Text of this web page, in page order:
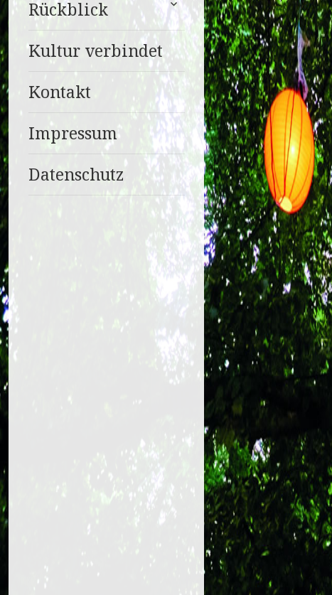
Rückblick
anzeigen
Kultur verbindet
Kontakt
Impressum
Datenschutz